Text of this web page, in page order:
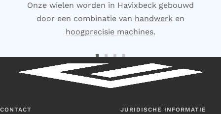
Onze wielen worden in Havixbeck gebouwd
door een combinatie van handwerk en
hoogprecisie machines.
Ga
naar
dia
Ga
naar
dia
naar
dia
naar
dia
CONTACT JURIDISCHE INFORMATIE